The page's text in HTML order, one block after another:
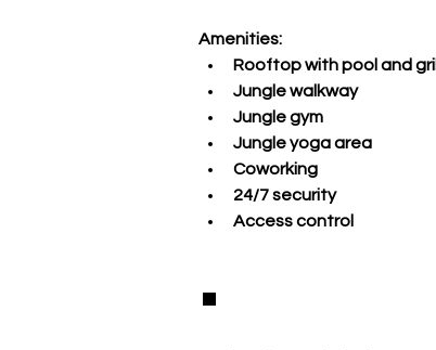
Amenities:
Rooftop with pool and grill
Jungle walkway
Jungle gym
Jungle yoga area
Coworking
24/7 security
Access control